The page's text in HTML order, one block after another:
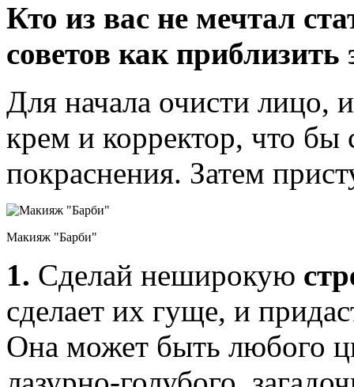
Кто из вас не мечтал
советов как приблизить
Для начала очисти лицо,
крем и корректор, что бы
покраснения. Затем
Макияж "Барби"
1. Сделай неширокую
сделает их гуще, и
Она может быть любого